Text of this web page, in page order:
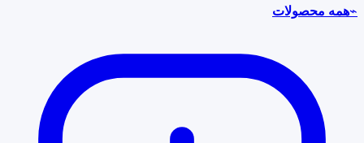
⌁همه محصولات